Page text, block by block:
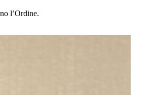
l’Ordine.